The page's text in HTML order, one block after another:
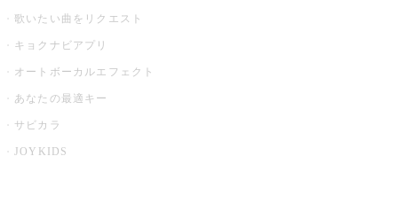
歌いたい曲をリクエスト
キョクナビアプリ
オートボーカルエフェクト
あなたの最適キー
サビカラ
JOYKIDS